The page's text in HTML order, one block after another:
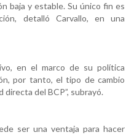
baja y estable. Su único fin es
detalló Carvallo, en una
en el marco de su política
por tanto, el tipo de cambio
del BCP”, subrayó.
ser una ventaja para hacer